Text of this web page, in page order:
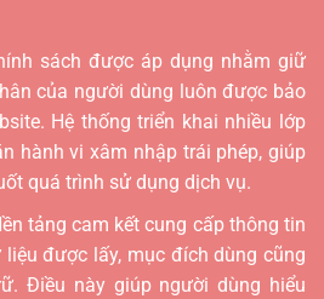
sách được áp dụng nhằm giữ
của người dùng luôn được bảo
Hệ thống triển khai nhiều lớp
hành vi xâm nhập trái phép, giúp
quá trình sử dụng dịch vụ.
tảng cam kết cung cấp thông tin
được lấy, mục đích dùng cũng
Điều này giúp người dùng hiểu